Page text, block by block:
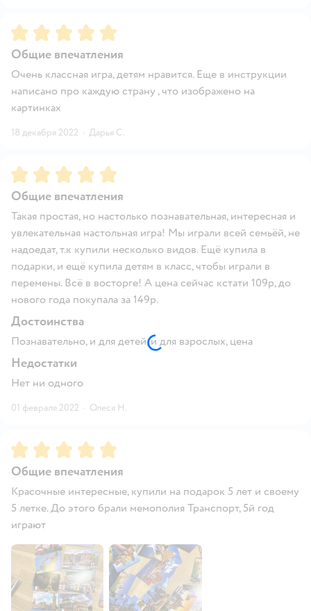
Рейтинг:5
Общие впечатления
Очень классная игра, детям нравится. Еще в инструкции
написано про каждую страну , что изображено на
картинках
18 декабря 2022 · Дарья С.
Рейтинг:5
Общие впечатления
Такая простая, но настолько познавательная, интересная и
увлекательная настольная игра! Мы играли всей семьёй, не
надоедат, т.к купили несколько видов. Ещё купила в
подарки, и ещё купила детям в класс, чтобы играли в
перемены. Всё в восторге! А цена сейчас кстати 109р, до
нового года покупала за 149р.
Достоинства
Познавательно, и для детей, и для взрослых, цена
Недостатки
Нет ни одного
01 февраля 2022 · Олеся Н.
Рейтинг:5
Общие впечатления
Красочные интересные, купили на подарок 5 лет и своему
5 летке. До этого брали мемополия Транспорт, 5й год
играют